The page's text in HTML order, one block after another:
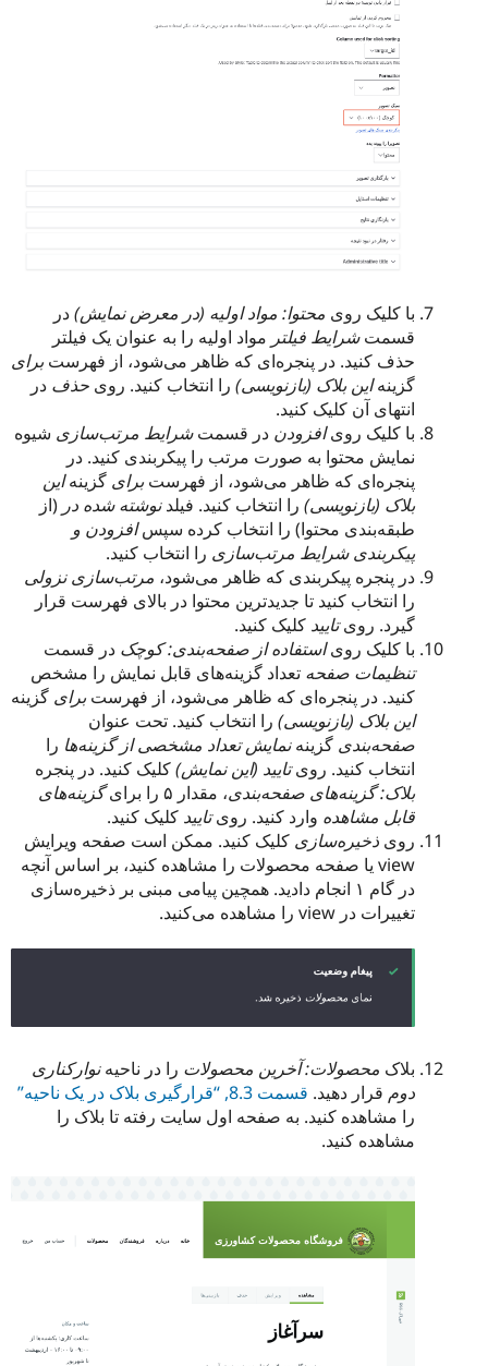
با کلیک روی محتوا: مواد اولیه (در معرض نمایش)در
قسمتشرایط فیلتر مواد اولیه را به عنوان یک فیلتر
حذف کنید. در پنجره‌ای که ظاهر می‌شود، از فهرست برای
گزینهاین بلاک (بازنویسی) را انتخاب کنید. روی حذف در
انتهای آن کلیک کنید.
با کلیک رویافزودن در قسمتشرایط مرتب‌سازی شیوه
نمایش محتوا به صورت مرتب را پیکربندی کنید. در
پنجره‌ای که ظاهر می‌شود، از فهرست برای گزینهاین
بلاک (بازنویسی) را انتخاب کنید. فیلدنوشته شده در (از
طبقه‌بندی محتوا) را انتخاب کرده سپسافزودن و
پیکربندی شرایط مرتب‌سازی را انتخاب کنید.
در پنجره پیکربندی که ظاهر می‌شود، مرتب‌سازی نزولی
را انتخاب کنید تا جدیدترین محتوا در بالای فهرست قرار
گیرد. رویتایید کلیک کنید.
با کلیک رویاستفاده از صفحه‌بندی: کوچک در قسمت
تنظیمات صفحه تعداد گزینه‌های قابل نمایش را مشخص
کنید. در پنجره‌ای که ظاهر می‌شود، از فهرست برای گزینه
این بلاک (بازنویسی) را انتخاب کنید. تحت عنوان
صفحه‌بندی گزینهنمایش تعداد مشخصی از گزینه‌ها را
انتخاب کنید. رویتایید (این نمایش)کلیک کنید. در پنجره
بلاک: گزینه‌های صفحه‌بندی، مقدار ۵ را برای
گزینه‌های
قابل مشاهده وارد کنید. رویتایید کلیک کنید.
روی ذخیره‌سازی کلیک کنید. ممکن است صفحه ویرایش
view یا صفحه محصولات را مشاهده کنید، بر اساس آنچه
در گام ۱ انجام دادید. همچین پیامی مبنی بر ذخیره‌سازی
تغییرات در view را مشاهده می‌کنید.
بلاک محصولات: آخرین محصولات را در ناحیهنوارکناری
دوم قرار دهید. قسمت 8.3, “قرارگیری بلاک در یک ناحیه”
را مشاهده کنید. به صفحه اول سایت رفته تا بلاک را
مشاهده کنید.